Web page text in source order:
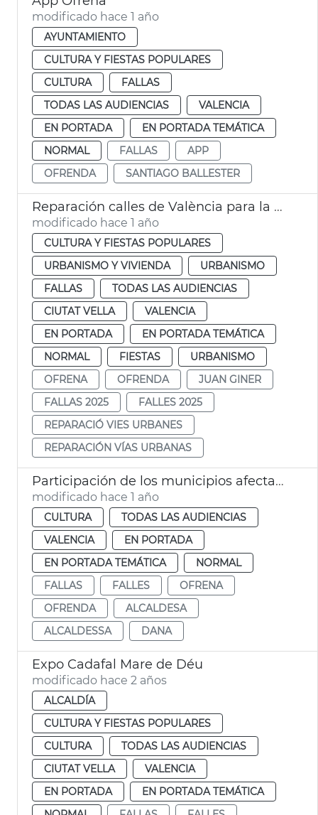
modificado hace 1 año
AYUNTAMIENTO
CULTURA Y FIESTAS POPULARES
CULTURA
FALLAS
TODAS LAS AUDIENCIAS
VALENCIA
EN PORTADA
EN PORTADA TEMÁTICA
NORMAL
FALLAS
APP
OFRENDA
SANTIAGO BALLESTER
Reparación calles de València para la Ofrenda de Fallas
modificado hace 1 año
CULTURA Y FIESTAS POPULARES
URBANISMO Y VIVIENDA
URBANISMO
FALLAS
TODAS LAS AUDIENCIAS
CIUTAT VELLA
VALENCIA
EN PORTADA
EN PORTADA TEMÁTICA
NORMAL
FIESTAS
URBANISMO
OFRENA
OFRENDA
JUAN GINER
FALLAS 2025
FALLES 2025
REPARACIÓ VIES URBANES
REPARACIÓN VÍAS URBANAS
Participación de los municipios afectados por la dana en la Ofrenda
modificado hace 1 año
CULTURA
TODAS LAS AUDIENCIAS
VALENCIA
EN PORTADA
EN PORTADA TEMÁTICA
NORMAL
FALLAS
FALLES
OFRENA
OFRENDA
ALCALDESA
ALCALDESSA
DANA
Expo Cadafal Mare de Déu
modificado hace 2 años
ALCALDÍA
CULTURA Y FIESTAS POPULARES
CULTURA
TODAS LAS AUDIENCIAS
CIUTAT VELLA
VALENCIA
EN PORTADA
EN PORTADA TEMÁTICA